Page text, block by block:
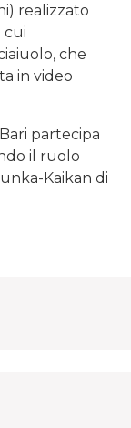
realizzato
cui
che
in video
partecipa
il ruolo
Kaikan di